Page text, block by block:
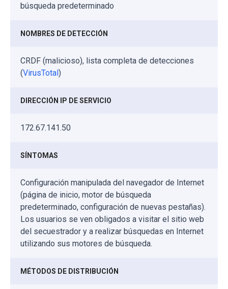
búsqueda predeterminado
NOMBRES DE DETECCIÓN
CRDF (malicioso), lista completa de detecciones
(VirusTotal)
DIRECCIÓN IP DE SERVICIO
172.67.141.50
SÍNTOMAS
Configuración manipulada del navegador de Internet
(página de inicio, motor de búsqueda
predeterminado, configuración de nuevas pestañas).
Los usuarios se ven obligados a visitar el sitio web
del secuestrador y a realizar búsquedas en Internet
utilizando sus motores de búsqueda.
MÉTODOS DE DISTRIBUCIÓN